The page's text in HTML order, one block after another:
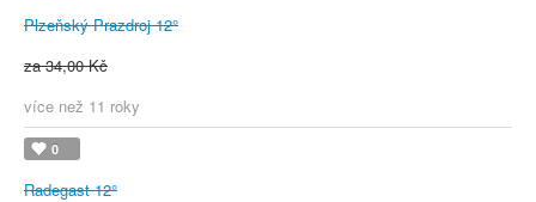
Plzeňský Prazdroj 12°
za 34,00 Kč
více než 11 roky
0
Radegast 12°